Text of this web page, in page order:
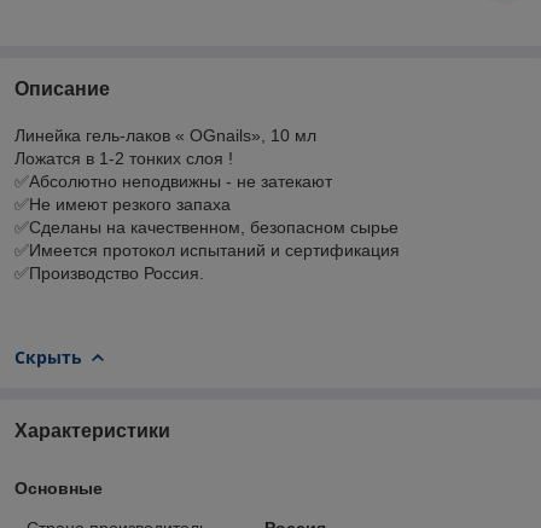
Описание
Линейка гель-лаков « OGnails», 10 мл
Ложатся в 1-2 тонких слоя !
✅Абсолютно неподвижны - не затекают
✅Не имеют резкого запаха
✅Сделаны на качественном, безопасном сырье
✅Имеется протокол испытаний и сертификация
✅Производство Россия.
Скрыть
Характеристики
Основные